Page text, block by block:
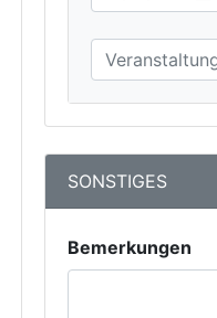
SONSTIGES
Bemerkungen